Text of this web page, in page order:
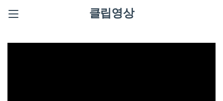
클립영상